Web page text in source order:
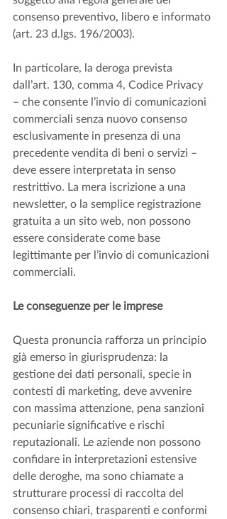
consenso preventivo, libero e informato
(art. 23 d.lgs. 196/2003).
In particolare, la deroga prevista
dall’art. 130, comma 4, Codice Privacy
– che consente l’invio di comunicazioni
commerciali senza nuovo consenso
esclusivamente in presenza di una
precedente vendita di beni o servizi –
deve essere interpretata in senso
restrittivo. La mera iscrizione a una
newsletter, o la semplice registrazione
gratuita a un sito web, non possono
essere considerate come base
legittimante per l’invio di comunicazioni
commerciali.
Le conseguenze per le imprese
Questa pronuncia rafforza un principio
già emerso in giurisprudenza: la
gestione dei dati personali, specie in
contesti di marketing, deve avvenire
con massima attenzione, pena sanzioni
pecuniarie significative e rischi
reputazionali. Le aziende non possono
confidare in interpretazioni estensive
delle deroghe, ma sono chiamate a
strutturare processi di raccolta del
consenso chiari, trasparenti e conformi